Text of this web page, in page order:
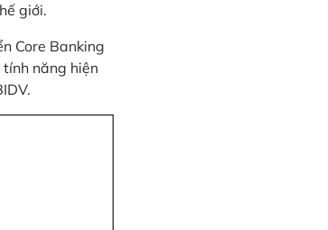
giới.
Core Banking
năng hiện